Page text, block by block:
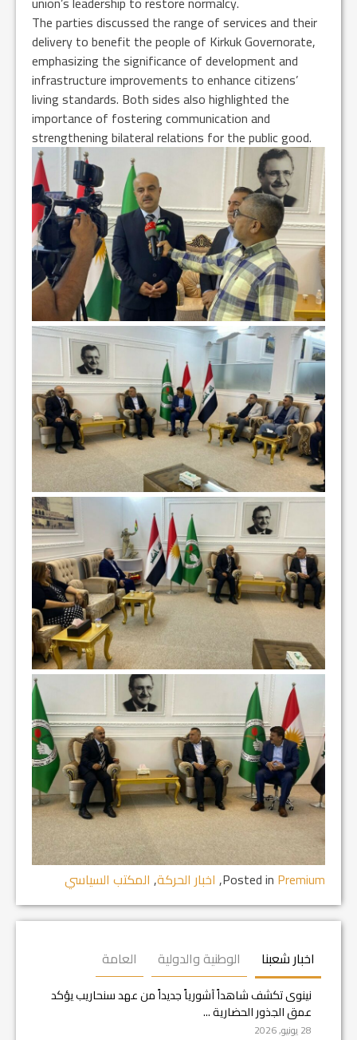
The parties discussed the range of services and their
delivery to benefit the people of Kirkuk Governorate,
emphasizing the significance of development and
infrastructure improvements to enhance citizens’
living standards. Both sides also highlighted the
importance of fostering communication and
strengthening bilateral relations for the public good.
Posted in Premium
, اخبار الحركة, المكتب السياسي
اخبار شعبنا الوطنية والدولية العامة
نينوى تكشف شاهداً آشورياً جديداً من عهد سنحاريب يؤكد
عمق الجذور الحضارية ...
28 يونيو, 2026